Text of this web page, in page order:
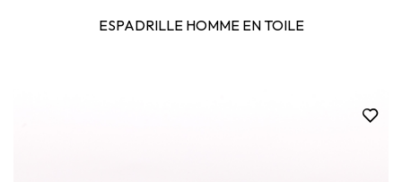
ESPADRILLE HOMME EN TOILE